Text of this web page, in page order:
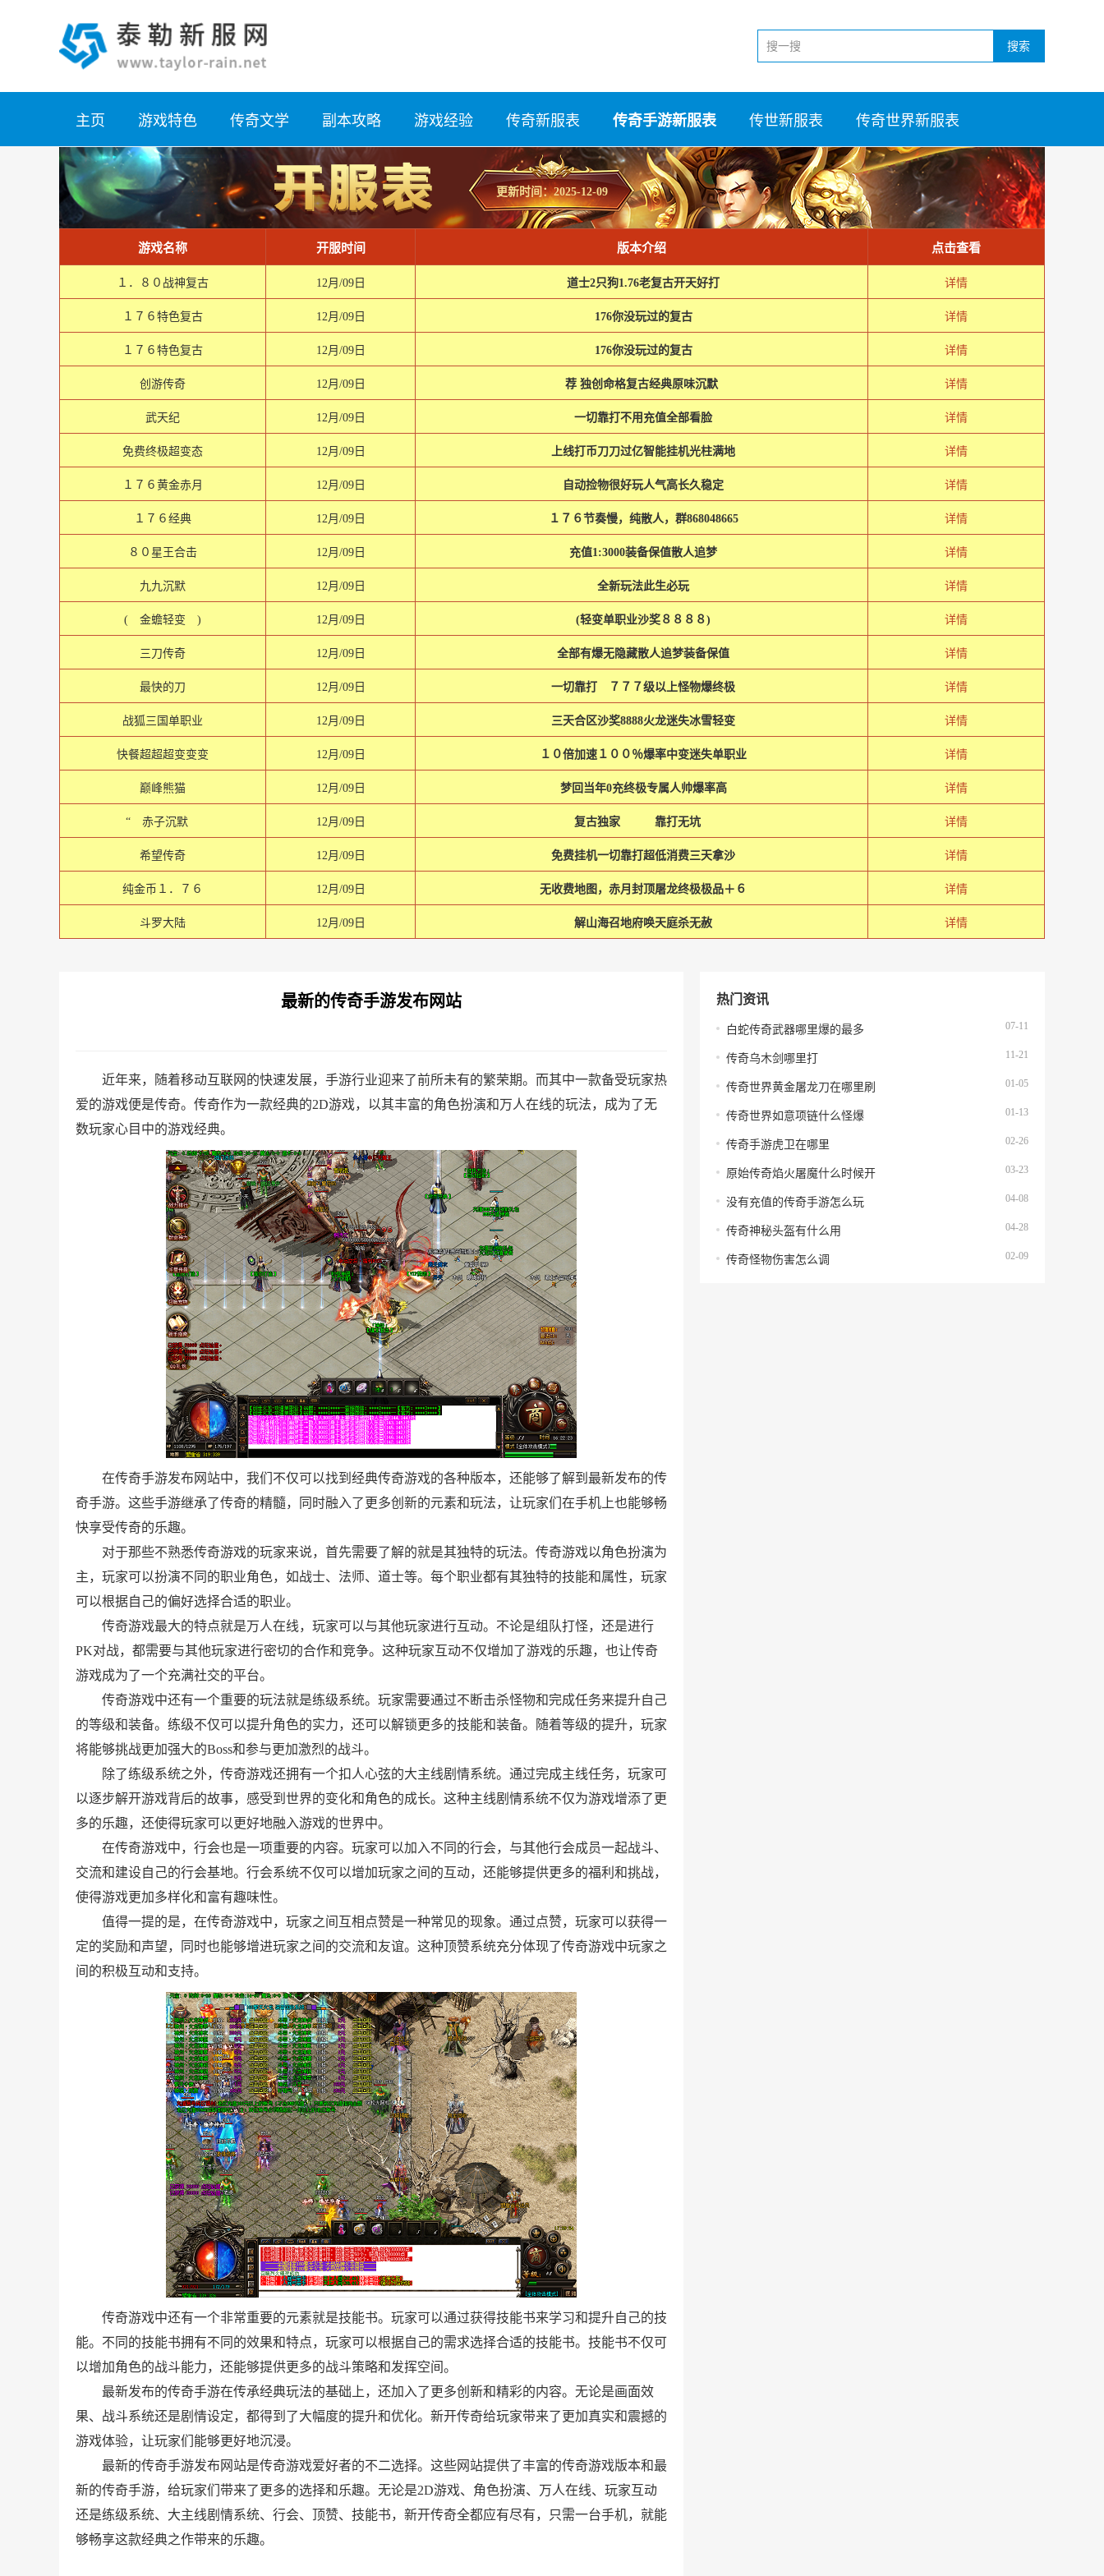
搜索
主页 游戏特色 传奇文学 副本攻略 游戏经验 传奇新服表 传奇手游新服表 传世新服表 传奇世界新服表
更新时间：2025-12-09
游戏名称 开服时间 版本介绍 点击查看
１．８０战神复古 12月/09日 道士2只狗1.76老复古开天好打 详情
１７６特色复古 12月/09日 176你没玩过的复古 详情
１７６特色复古 12月/09日 176你没玩过的复古 详情
创游传奇 12月/09日 荐 独创命格复古经典原味沉默 详情
武天纪 12月/09日 一切靠打不用充值全部看脸 详情
免费终极超变态 12月/09日 上线打币刀刀过亿智能挂机光柱满地 详情
１７６黄金赤月 12月/09日 自动捡物很好玩人气高长久稳定 详情
１７６经典 12月/09日 １７６节奏慢，纯散人，群868048665 详情
８０星王合击 12月/09日 充值1:3000装备保值散人追梦 详情
九九沉默 12月/09日 全新玩法此生必玩 详情
( 金蟾轻变 ) 12月/09日 (轻变单职业沙奖８８８８) 详情
三刀传奇 12月/09日 全部有爆无隐藏散人追梦装备保值 详情
最快的刀 12月/09日 一切靠打 ７７７级以上怪物爆终极 详情
战狐三国单职业 12月/09日 三天合区沙奖8888火龙迷失冰雪轻变 详情
快餐超超超变变变 12月/09日 １０倍加速１００％爆率中变迷失单职业 详情
巅峰熊猫 12月/09日 梦回当年0充终极专属人帅爆率高 详情
“ 赤子沉默 12月/09日 复古独家 靠打无坑 详情
希望传奇 12月/09日 免费挂机一切靠打超低消费三天拿沙 详情
纯金币１．７６ 12月/09日 无收费地图，赤月封顶屠龙终极极品＋６ 详情
斗罗大陆 12月/09日 解山海召地府唤天庭杀无赦 详情
最新的传奇手游发布网站
近年来，随着移动互联网的快速发展，手游行业迎来了前所未有的繁荣期。而其中一款备受玩家热
爱的游戏便是传奇。传奇作为一款经典的2D游戏，以其丰富的角色扮演和万人在线的玩法，成为了无
数玩家心目中的游戏经典。
在传奇手游发布网站中，我们不仅可以找到经典传奇游戏的各种版本，还能够了解到最新发布的传
奇手游。这些手游继承了传奇的精髓，同时融入了更多创新的元素和玩法，让玩家们在手机上也能够畅
快享受传奇的乐趣。
对于那些不熟悉传奇游戏的玩家来说，首先需要了解的就是其独特的玩法。传奇游戏以角色扮演为
主，玩家可以扮演不同的职业角色，如战士、法师、道士等。每个职业都有其独特的技能和属性，玩家
可以根据自己的偏好选择合适的职业。
传奇游戏最大的特点就是万人在线，玩家可以与其他玩家进行互动。不论是组队打怪，还是进行
PK对战，都需要与其他玩家进行密切的合作和竞争。这种玩家互动不仅增加了游戏的乐趣，也让传奇
游戏成为了一个充满社交的平台。
传奇游戏中还有一个重要的玩法就是练级系统。玩家需要通过不断击杀怪物和完成任务来提升自己
的等级和装备。练级不仅可以提升角色的实力，还可以解锁更多的技能和装备。随着等级的提升，玩家
将能够挑战更加强大的Boss和参与更加激烈的战斗。
除了练级系统之外，传奇游戏还拥有一个扣人心弦的大主线剧情系统。通过完成主线任务，玩家可
以逐步解开游戏背后的故事，感受到世界的变化和角色的成长。这种主线剧情系统不仅为游戏增添了更
多的乐趣，还使得玩家可以更好地融入游戏的世界中。
在传奇游戏中，行会也是一项重要的内容。玩家可以加入不同的行会，与其他行会成员一起战斗、
交流和建设自己的行会基地。行会系统不仅可以增加玩家之间的互动，还能够提供更多的福利和挑战，
使得游戏更加多样化和富有趣味性。
值得一提的是，在传奇游戏中，玩家之间互相点赞是一种常见的现象。通过点赞，玩家可以获得一
定的奖励和声望，同时也能够增进玩家之间的交流和友谊。这种顶赞系统充分体现了传奇游戏中玩家之
间的积极互动和支持。
传奇游戏中还有一个非常重要的元素就是技能书。玩家可以通过获得技能书来学习和提升自己的技
能。不同的技能书拥有不同的效果和特点，玩家可以根据自己的需求选择合适的技能书。技能书不仅可
以增加角色的战斗能力，还能够提供更多的战斗策略和发挥空间。
最新发布的传奇手游在传承经典玩法的基础上，还加入了更多创新和精彩的内容。无论是画面效
果、战斗系统还是剧情设定，都得到了大幅度的提升和优化。新开传奇给玩家带来了更加真实和震撼的
游戏体验，让玩家们能够更好地沉浸。
最新的传奇手游发布网站是传奇游戏爱好者的不二选择。这些网站提供了丰富的传奇游戏版本和最
新的传奇手游，给玩家们带来了更多的选择和乐趣。无论是2D游戏、角色扮演、万人在线、玩家互动
还是练级系统、大主线剧情系统、行会、顶赞、技能书，新开传奇全都应有尽有，只需一台手机，就能
够畅享这款经典之作带来的乐趣。
热门资讯
白蛇传奇武器哪里爆的最多 07-11
传奇乌木剑哪里打 11-21
传奇世界黄金屠龙刀在哪里刷 01-05
传奇世界如意项链什么怪爆 01-13
传奇手游虎卫在哪里 02-26
原始传奇焰火屠魔什么时候开 03-23
没有充值的传奇手游怎么玩 04-08
传奇神秘头盔有什么用 04-28
传奇怪物伤害怎么调 02-09